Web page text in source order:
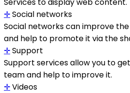
✛Social networks
Social networks can improve
and help to promote it via the
✛Support
Support services allow you to
team and help to improve it.
✛Videos